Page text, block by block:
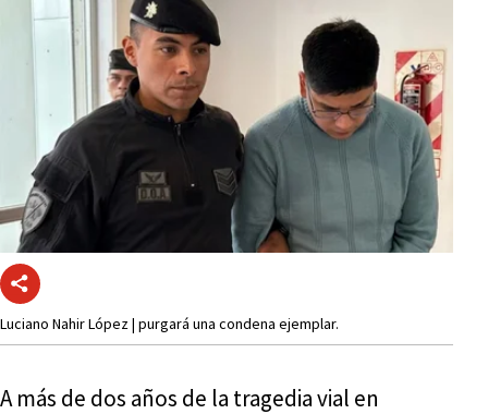
Luciano Nahir López | purgará una condena ejemplar.
A más de dos años de la tragedia vial en